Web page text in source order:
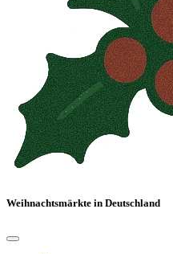
Weihnachtsmärkte in Deutschland